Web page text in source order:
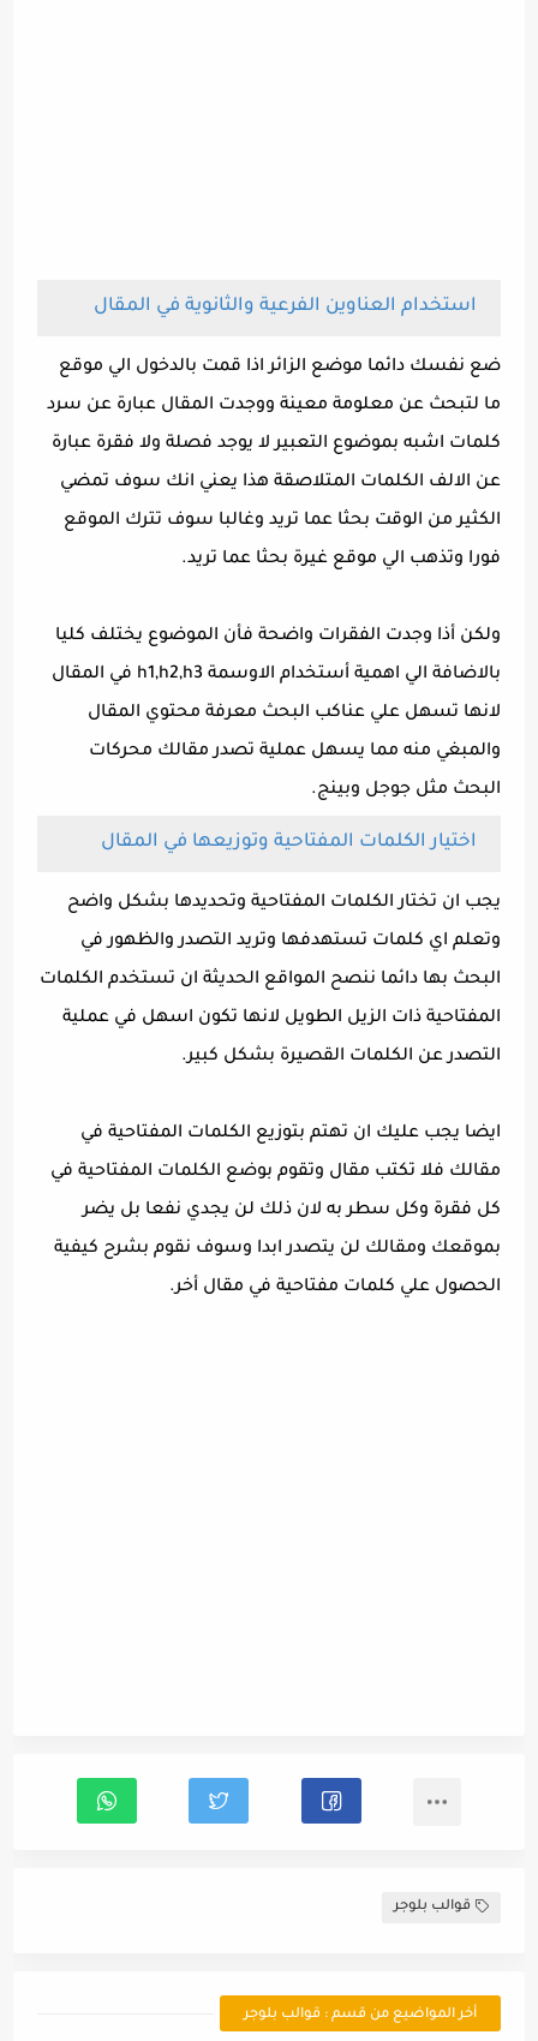
استخدام العناوين الفرعية والثانوية في المقال
ضع نفسك دائما موضع الزائر اذا قمت بالدخول الي موقع
ما لتبحث عن معلومة معينة ووجدت المقال عبارة عن سرد
كلمات اشبه بموضوع التعبير لا يوجد فصلة ولا فقرة عبارة
عن الالف الكلمات المتلاصقة هذا يعني انك سوف تمضي
الكثير من الوقت بحثا عما تريد وغالبا سوف تترك الموقع
فورا وتذهب الي موقع غيرة بحثا عما تريد.
ولكن أذا وجدت الفقرات واضحة فأن الموضوع يختلف كليا
بالاضافة الي اهمية أستخدام الاوسمة h1,h2,h3 في المقال
لانها تسهل علي عناكب البحث معرفة محتوي المقال
والمبغي منه مما يسهل عملية تصدر مقالك محركات
البحث مثل جوجل وبينج.
اختيار الكلمات المفتاحية وتوزيعها في المقال
يجب ان تختار الكلمات المفتاحية وتحديدها بشكل واضح
وتعلم اي كلمات تستهدفها وتريد التصدر والظهور في
البحث بها دائما ننصح المواقع الحديثة ان تستخدم الكلمات
المفتاحية ذات الزيل الطويل لانها تكون اسهل في عملية
التصدر عن الكلمات القصيرة بشكل كبير.
ايضا يجب عليك ان تهتم بتوزيع الكلمات المفتاحية في
مقالك فلا تكتب مقال وتقوم بوضع الكلمات المفتاحية في
كل فقرة وكل سطر به لان ذلك لن يجدي نفعا بل يضر
بموقعك ومقالك لن يتصدر ابدا وسوف نقوم بشرح كيفية
الحصول علي كلمات مفتاحية في مقال أخر.
قوالب بلوجر
أخر المواضيع من قسم : قوالب بلوجر